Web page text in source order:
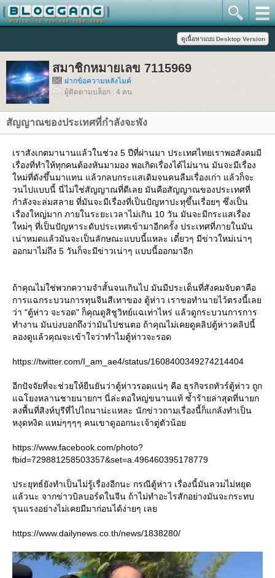
สมาชิกหมายเลข 7115969
ฝากข้อความหลังไมค์
ผู้ติดตามบล็อก : 4 คน
สัญญาณของประเทศที่กำลังจะพัง
เราสังเกตมานานแล้วในช่วง 5 ปีที่ผ่านมา ประเทศไทยเราพอสังคมมี
เรื่องที่ทำให้ทุกคนต้องหันมามอง พอเกิดเรื่องได้ไม่นาน มันจะมีเรื่อง
หม่ที่ดังขึ้นมาแทน แล้วกลบกระแสเดิมจนคนลืมเรื่องเก่า แล้วก็จะ
วนไปแบบนี้ นี่ไม่ใช่สัญญาณที่ดีเลย มันคือสัญญาณของประเทศที่
กำลังจะล่มสลาย ที่มันจะมีเรื่องที่เป็นปัญหาปะทุขึ้นเรื่อยๆ ซึ่งเป็น
เรื่องใหญ่มาก ภายในระยะเวลาไม่เกิน 10 วัน มันจะมีกระแสเรื่อง
หม่ๆ ที่เป็นปัญหาระดับประเทศเข้ามาอีกครั้ง ประเทศที่ภายในมัน
เน่าหมดแล้วมันจะเป็นลักษณะแบบนี้แหละ เดี๋ยวๆ มีข่าวใหม่เน่าๆ
ออกมาไม่ถึง 5 วันก็จะมีข่าวเน่าๆ แบบนี้ออกมาอีก
ถ้าคุณไม่ใช่พวกความจำสั้นจนเกินไป มันมีประเด็นที่สังคมจับตาคือ
การแฉกระบวนการทุนจีนสีเทาของ ตู้ห่าว เราขอทำนายไว้ตรงนี้เล
ว่า "ตู้ห่าว จะรอด" ก็คุณดูสิชูวิทย์แฉเท่าไหร่ แล้วดูกระบวนการการ
ทำงาน มันบ่งบอกถึงว่ามันไปชนตอ ถ้าคุณไม่เคยดูคลิปตู้ห่าวคลิปนี้
ลองดูแล้วคุณจะเข้าใจว่าทำไมตู้ห่าวจะรอด
https://twitter.com/I_am_ae4/status/1608400349274214404
อีกปัจจัยที่จะช่วยให้ยืนยันว่าตู้ห่าวรอดแน่ๆ คือ ธุรกิจรถทัวร์ตู้ห่าว ถูก
ฉโยงหลานชายนายกฯ นี่ล่ะตอใหญ่ขนานแท้ ซ้ำร้ายล่าสุดที่นายก
ลงพื้นที่สิงห์บุรีที่ไปไถนาน่ะแหละ นักข่าวถามเรื่องนี้ก็แกล้งทำเป็น
หงุดหงิด แหม่ๆๆๆๆ คนเขาดูออกนะเจ้าตู่ตัวน้อ
https://www.facebook.com/photo?
fbid=729881258503357&set=a.496460395178779
ประยุทธ์ยังทำเป็นไม่รู้เรื่องอีกนะ กรณีตู้ห่าว เรื่องนี้มันลวมไม่หยุด
ล้วนะ จากข่าวบิลบอร์ดในจีน ถ้าไม่ทำอะไรสักอย่างมันจะกระทบ
รุนแรงอย่างไม่เคยมีมาก่อนได้ง่ายๆ เล
https://www.dailynews.co.th/news/1838280/